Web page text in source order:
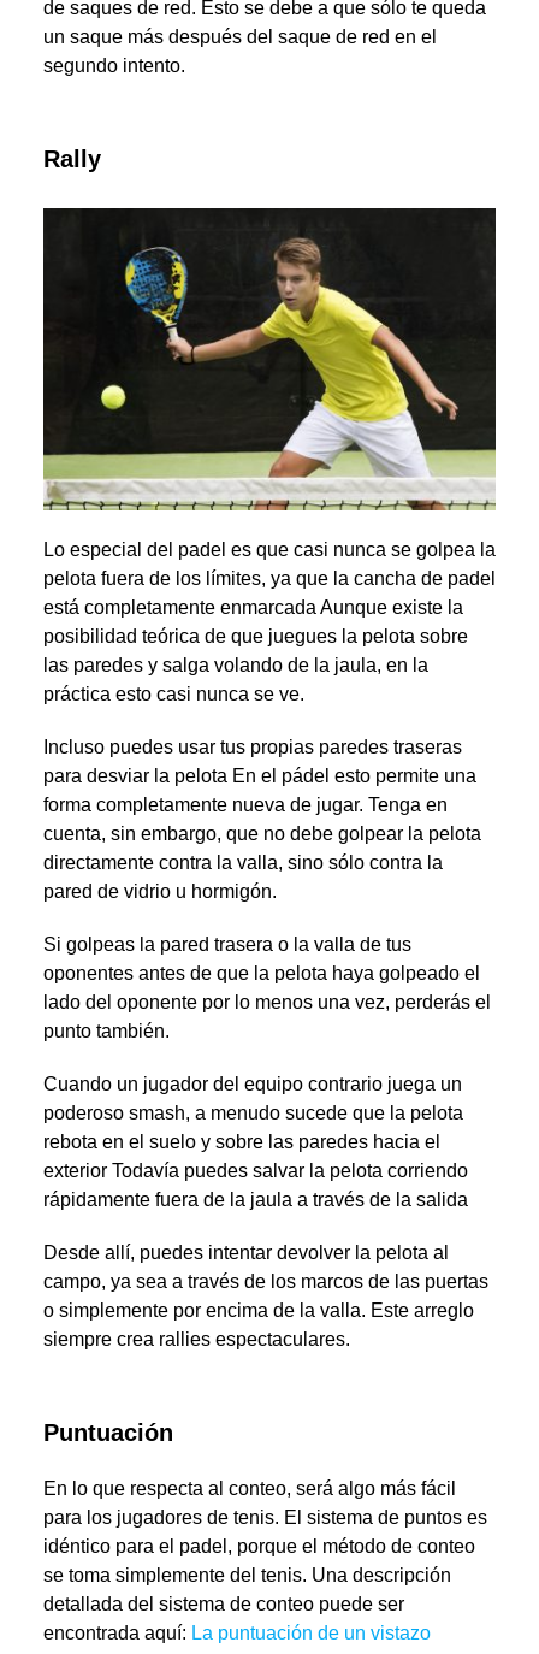
de saques de red. Esto se debe a que sólo te queda
un saque más después del saque de red en el
segundo intento.
Rally
Lo especial del padel es que casi nunca se golpea la
pelota fuera de los límites, ya que la cancha de padel
está completamente enmarcada Aunque existe la
posibilidad teórica de que juegues la pelota sobre
las paredes y salga volando de la jaula, en la
práctica esto casi nunca se ve.
Incluso puedes usar tus propias paredes traseras
para desviar la pelota En el pádel esto permite una
forma completamente nueva de jugar. Tenga en
cuenta, sin embargo, que no debe golpear la pelota
directamente contra la valla, sino sólo contra la
pared de vidrio u hormigón.
Si golpeas la pared trasera o la valla de tus
oponentes antes de que la pelota haya golpeado el
lado del oponente por lo menos una vez, perderás el
punto también.
Cuando un jugador del equipo contrario juega un
poderoso smash, a menudo sucede que la pelota
rebota en el suelo y sobre las paredes hacia el
exterior Todavía puedes salvar la pelota corriendo
rápidamente fuera de la jaula a través de la salida
Desde allí, puedes intentar devolver la pelota al
campo, ya sea a través de los marcos de las puertas
o simplemente por encima de la valla. Este arreglo
siempre crea rallies espectaculares.
Puntuación
En lo que respecta al conteo, será algo más fácil
para los jugadores de tenis. El sistema de puntos es
idéntico para el padel, porque el método de conteo
se toma simplemente del tenis. Una descripción
detallada del sistema de conteo puede ser
encontrada aquí: La puntuación de un vistazo